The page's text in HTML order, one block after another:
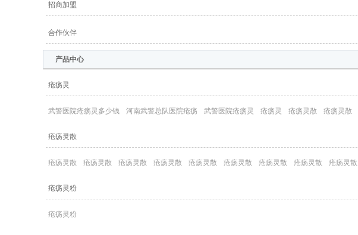
招商加盟
合作伙伴
产品中心
疮疡灵
武警医院疮疡灵多少钱 河南武警总队医院疮疡 武警医院疮疡灵 疮疡灵 疮疡灵散 疮疡灵散
疮疡灵散
疮疡灵散 疮疡灵散 疮疡灵散 疮疡灵散 疮疡灵散 疮疡灵散 疮疡灵散 疮疡灵散 疮疡灵散
疮疡灵粉
疮疡灵粉